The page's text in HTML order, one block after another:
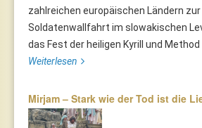
zahlreichen europäischen Ländern
Soldatenwallfahrt im slowakischen
das Fest der heiligen Kyrill und Method
Weiterlesen
Mirjam – Stark wie der Tod ist die